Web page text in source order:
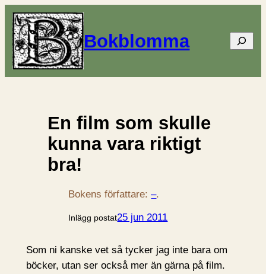
Bokblomma Sök
En film som skulle
kunna vara riktigt
bra!
Bokens författare:–.
Inlägg postat25 jun 2011
Som ni kanske vet så tycker jag inte bara om
böcker, utan ser också mer än gärna på film.